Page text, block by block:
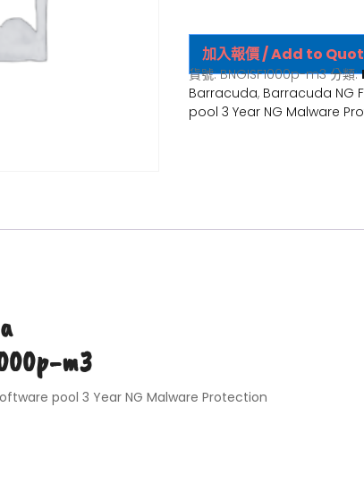
加入報價 / Add to
貨號:BNGISF1000p-m3 分類:
Barracuda, Barracuda NG
pool 3 Year NG Malware
m3
pool 3 Year NG Malware Protection